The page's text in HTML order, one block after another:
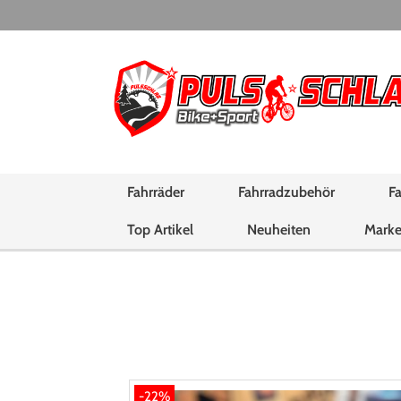
Fahrräder Fahrradzubehör
Top Artikel Neuheiten
-22%